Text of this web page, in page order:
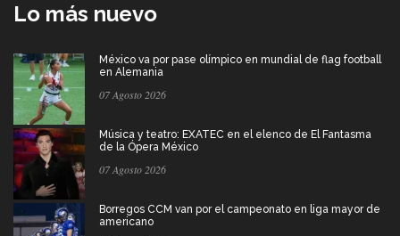
Lo más nuevo
México va por pase olímpico en mundial de flag football
en Alemania
07 Agosto 2026
Música y teatro: EXATEC en el elenco de El Fantasma
de la Ópera México
07 Agosto 2026
Borregos CCM van por el campeonato en liga mayor de
americano